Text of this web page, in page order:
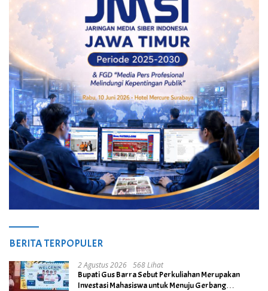
BERITA TERPOPULER
2 Agustus 2026 568 Lihat
Bupati Gus Barra Sebut Perkuliahan Merupakan
Investasi Mahasiswa untuk Menuju Gerbang